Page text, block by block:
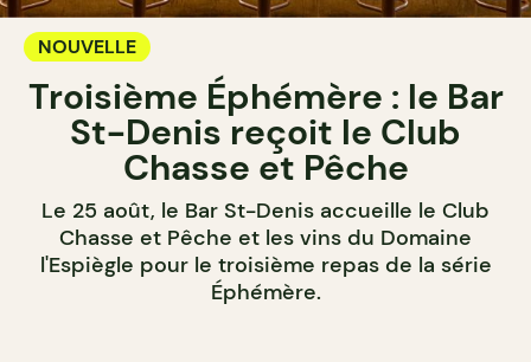
NOUVELLE
Troisième Éphémère : le Bar
St-Denis reçoit le Club
Chasse et Pêche
Le 25 août, le Bar St-Denis accueille le Club
Chasse et Pêche et les vins du Domaine
l'Espiègle pour le troisième repas de la série
Éphémère.